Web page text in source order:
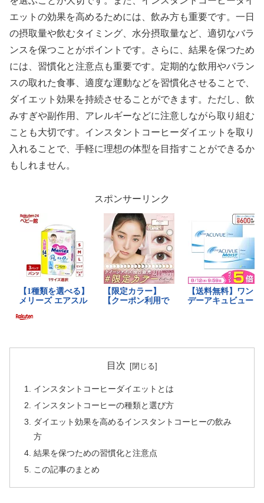
エットの効果を高めるためには、飲み方も重要です。一日
の摂取量や飲むタイミング、水分摂取量など、適切なバラ
ンスを保つことがポイントです。さらに、結果を保つため
には、習慣化と注意点も重要です。定期的な飲用やバラン
スの取れた食事、適度な運動などを習慣化させることで、
ダイエット効果を持続させることができます。ただし、飲
みすぎや副作用、アレルギーなどに注意しながら取り組む
ことも大切です。インスタントコーヒーダイエットを取り
入れることで、手軽に理想の体型を目指すことができるか
もしれません。
スポンサーリンク
目次
インスタントコーヒーダイエットとは
インスタントコーヒーの種類と選び方
ダイエット効果を高めるインスタントコーヒーの飲み
方
結果を保つための習慣化と注意点
この記事のまとめ